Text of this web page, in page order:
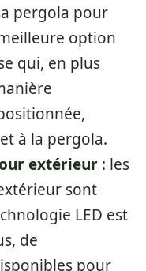
pergola pour
option
qui, en plus
à la pergola.
extérieur : les
sont
LED est
de
pour